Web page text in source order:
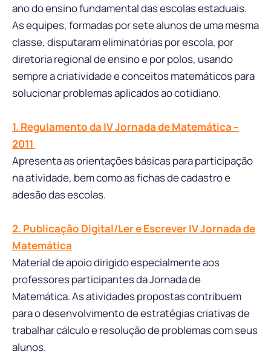
ano do ensino fundamental das escolas estaduais.
As equipes, formadas por sete alunos de uma mesma
classe, disputaram eliminatórias por escola, por
diretoria regional de ensino e por polos, usando
sempre a criatividade e conceitos matemáticos para
solucionar problemas aplicados ao cotidiano.
1. Regulamento da IV Jornada de Matemática –
2011
Apresenta as orientações básicas para participação
na atividade, bem como as fichas de cadastro e
adesão das escolas.
2. Publicação Digital/Ler e Escrever IV Jornada de
Matemática
Material de apoio dirigido especialmente aos
professores participantes da Jornada de
Matemática. As atividades propostas contribuem
para o desenvolvimento de estratégias criativas de
trabalhar cálculo e resolução de problemas com seus
alunos.